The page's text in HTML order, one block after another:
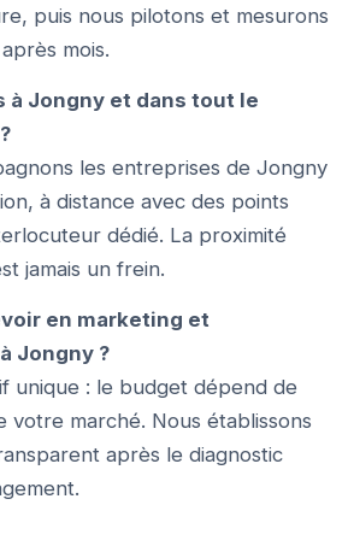
puis nous pilotons et mesurons
mois.
à Jongny et dans tout le
les entreprises de Jongny
à distance avec des points
dédié. La proximité
jamais un frein.
en marketing et
Jongny ?
unique : le budget dépend de
votre marché. Nous établissons
après le diagnostic